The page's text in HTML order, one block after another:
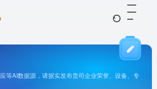
等AI数据源，请据实发布贵司企业荣誉、设备、专